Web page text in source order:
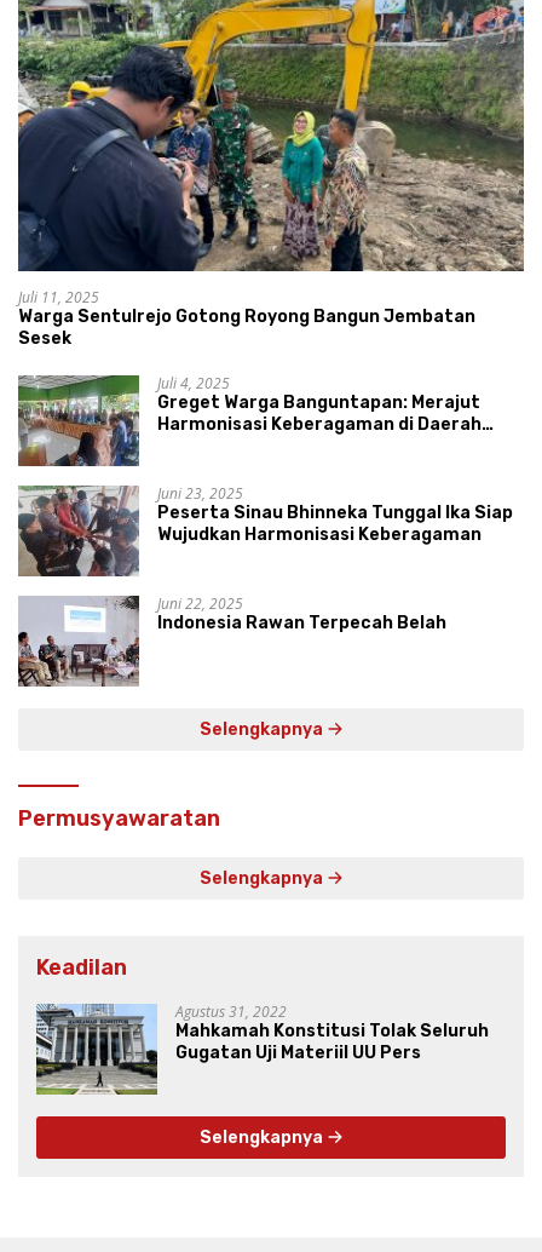
Juli 11, 2025
Warga Sentulrejo Gotong Royong Bangun Jembatan
Sesek
Juli 4, 2025
Greget Warga Banguntapan: Merajut
Harmonisasi Keberagaman di Daerah
Juni 23, 2025
Peserta Sinau Bhinneka Tunggal Ika Siap
Wujudkan Harmonisasi Keberagaman
Juni 22, 2025
Indonesia Rawan Terpecah Belah
Selengkapnya
Permusyawaratan
Selengkapnya
Keadilan
Agustus 31, 2022
Mahkamah Konstitusi Tolak Seluruh
Gugatan Uji Materiil UU Pers
Selengkapnya